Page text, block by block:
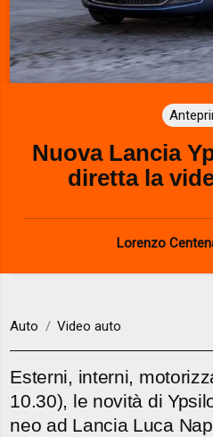
Nuova Lancia
diretta la
Lorenzo
Auto Video auto
Esterni, interni,
10.30), le novità di
neo ad Lancia Luca